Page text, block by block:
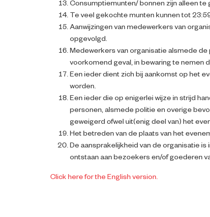
Consumptiemunten/ bonnen zijn alleen
Te veel gekochte munten kunnen tot
Aanwijzingen van medewerkers van
opgevolgd.
Medewerkers van organisatie alsmede
voorkomend geval, in bewaring te nemen
Een ieder dient zich bij aankomst op het
worden.
Een ieder die op enigerlei wijze in strijd
personen, alsmede politie en overige
geweigerd ofwel uit(enig deel van) het
Het betreden van de plaats van het
De aansprakelijkheid van de organisatie
ontstaan aan bezoekers en/of goederen
Click here for the English version.